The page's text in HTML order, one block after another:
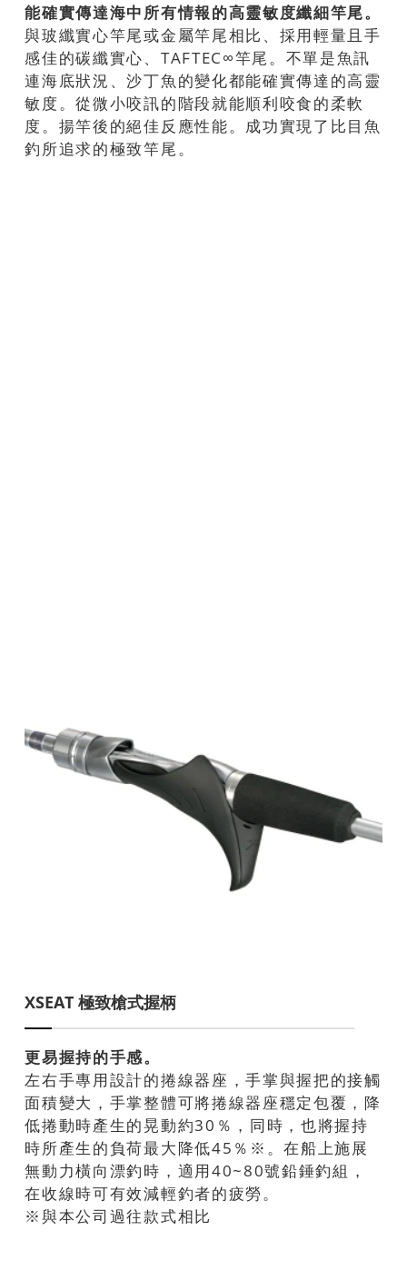
能確實傳達海中所有情報的高靈敏度纖細竿尾。
與玻纖實心竿尾或金屬竿尾相比、採用輕量且手
感佳的碳纖實心、TAFTEC∞竿尾。不單是魚訊
連海底狀況、沙丁魚的變化都能確實傳達的高靈
敏度。從微小咬訊的階段就能順利咬食的柔軟
度。揚竿後的絕佳反應性能。成功實現了比目魚
釣所追求的極致竿尾。
XSEAT 極致槍式握柄
更易握持的手感。
左右手專用設計的捲線器座，手掌與握把的接觸
面積變大，手掌整體可將捲線器座穩定包覆，降
低捲動時產生的晃動約30％，同時，也將握持
時所產生的負荷最大降低45％※。在船上施展
無動力橫向漂釣時，適用40~80號鉛錘釣組，
在收線時可有效減輕釣者的疲勞。
※與本公司過往款式相比